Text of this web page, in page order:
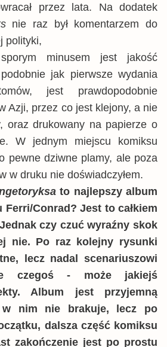
przez lata. Na dodatek
nie raz był komentarzem do
polityki,
minusem jest jakość
jak pierwsze wydania
jest prawdopodobnie
Azji, przez co jest klejony, a nie
oraz drukowany na papierze o
W jednym miejscu komiksu
pewne dziwne plamy, ale poza
w druku nie doświadczyłem.
to najlepszy album
Conrad? Jest to całkiem
czy czuć wyraźny skok
nie. Po raz kolejny rysunki
lecz nadal scenariuszowi
czegoś - może jakiejś
Album jest przyjemną
w nim nie brakuje, lecz po
dalsza część komiksu
zakończenie jest po prostu